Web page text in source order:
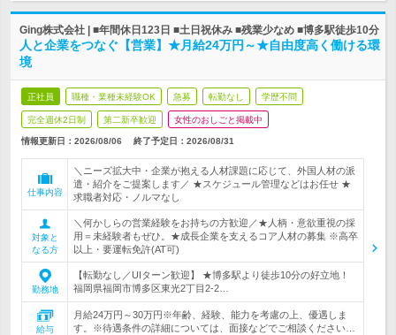
Ging株式会社 | ■年間休日123日 ■土日祝休み ■残業少なめ ■博多駅徒歩10分
人と企業をつなぐ【営業】★月給24万円～★自由度高く働ける環
境
正社員 職種・業種未経験OK 急募 転勤なし 学歴不問
完全週休2日制 第二新卒歓迎 女性のおしごと掲載中
情報更新日：2026/08/06 終了予定日： 2026/08/31
仕事内容
＼ニーズ拡大中・企業が抱える人材課題に応じて、外国人材の派
遣・紹介をご提案します／ ★スケジュール管理などはお任せ ★
求職者対応・ノルマなし
対象と
なる方
＼何かしらの営業経験をお持ちの方歓迎／★人柄・意欲重視の採
用＝未経験者もぜひ。★成長企業を支えるコア人材の募集 ※高卒
以上・要運転免許(AT可)
勤務地
【転勤なし／UIターン歓迎】 ★博多駅より徒歩10分の好立地！
福岡県福岡市博多区東光2丁目2-2…
給与
月給24万円～30万円※年齢、経験、能力を考慮の上、優遇しま
す。※待遇条件の詳細については、面接などでご相談ください…